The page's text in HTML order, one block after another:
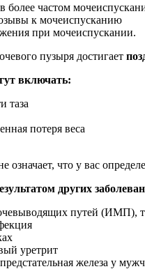
более частом
к мочеиспусканию
при мочеиспускании.
пузыря достигает
включать:
таза
потеря веса
означает, что у вас
других
путей (ИМП),
уретрит
железа у